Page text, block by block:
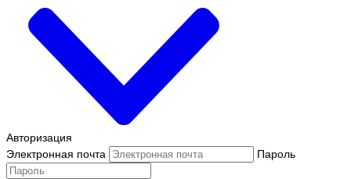
Авторизация
Электронная почта
Пароль